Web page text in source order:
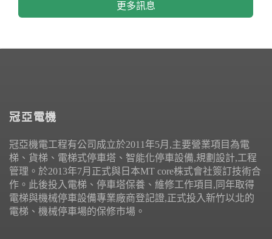
更多訊息
冠亞電機
冠亞機電工程有公司成立於2011年5月,主要營業項目為電
梯、貨梯、電梯式停車塔、智能化停車設備,規劃設計,工程
管理。於2013年7月正式與日本MT core株式會社簽訂技術合
作。此後投入電梯、停車塔保養、維修工作項目,同年取得
電梯與機械停車設備專業廠商登記證,正式投入新竹以北的
電梯、機械停車場的保修市場。